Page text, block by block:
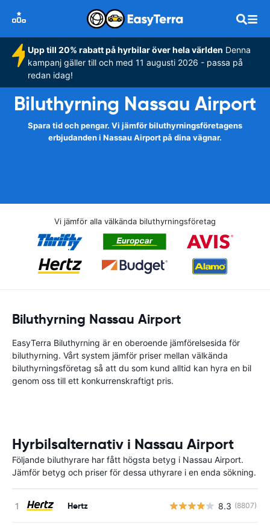
Upp till 20% rabatt på hyrbilar över hela världen Denna
kampanj gäller till och med 11 augusti 2026 - passa på
redan idag!
Biluthyrning Nassau Airport
Spara tid och pengar. Vi jämför biluthyrningsföretagens
erbjudanden i Nassau Airport på dina vägnar.
Vi jämför alla välkända biluthyrningsföretag
Biluthyrning Nassau Airport
EasyTerra Biluthyrning är en oberoende jämförelsesida för
biluthyrning. Vårt system jämför priser mellan välkända
biluthyrningsföretag så att du som kund alltid kan hyra en bil
genom oss till ett konkurrenskraftigt pris.
Hyrbilsalternativ i Nassau Airport
Följande biluthyrare har fått högsta betyg i Nassau Airport.
Jämför betyg och priser för dessa uthyrare i en enda sökning.
Hertz 8.3 (8807)